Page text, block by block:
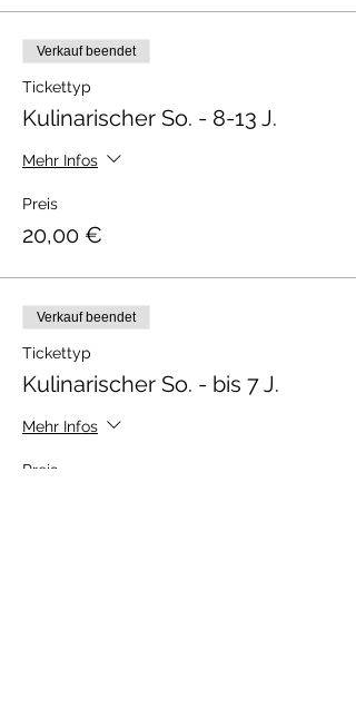
Verkauf beendet
Tickettyp
Kulinarischer So. - 8-13 J.
Mehr Infos
Preis
20,00 €
Verkauf beendet
Tickettyp
Kulinarischer So. - bis 7 J.
Mehr Infos
Preis